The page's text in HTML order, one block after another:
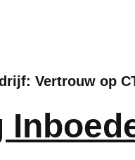
Vertrouw op